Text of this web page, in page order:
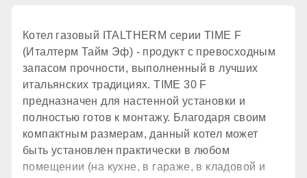
2 шт.
КПД
93,1 %
Котел газовый ITALTHERM серии TIME F
(Италтерм Тайм Эф) - продукт с превосходным
запасом прочности, выполненный в лучших
итальянских традициях. TIME 30 F
предназначен для настенной установки и
полностью готов к монтажу. Благодаря своим
компактным размерам, данный котел может
быть установлен практически в любом
помещении (на кухне, в гараже, в кладовой и